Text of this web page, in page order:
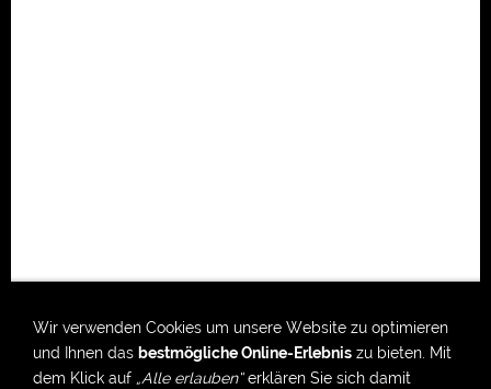
Wir verwenden Cookies um unsere Website zu optimieren
und Ihnen das bestmögliche Online-Erlebnis zu bieten. Mit
dem Klick auf „Alle erlauben“erklären Sie sich damit